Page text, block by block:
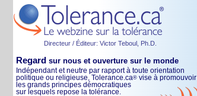
Directeur / Éditeur: Victor Teboul, Ph.D.
Regard sur nous et ouverture sur le monde
Indépendant et neutre par rapport à toute orientation
politique ou religieuse, Tolerance.ca® vise à promouvoir
les grands principes démocratiques
sur lesquels repose la tolérance.